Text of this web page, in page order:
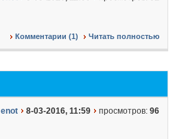
Комментарии (1) Читать полностью
enot 8-03-2016, 11:59 просмотров: 96